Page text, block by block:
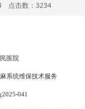
点击数： 3234
医院
系统维保技术服务
5-041